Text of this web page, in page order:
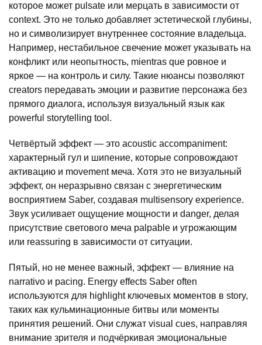
которое может pulsate или мерцать в зависимости от
context. Это не только добавляет эстетической глубины,
но и символизирует внутреннее состояние владельца.
Например, нестабильное свечение может указывать на
конфликт или неопытность, mientras que ровное и
яркое — на контроль и силу. Такие нюансы позволяют
creators передавать эмоции и развитие персонажа без
прямого диалога, используя визуальный язык как
powerful storytelling tool.
Четвёртый эффект — это acoustic accompaniment:
характерный гул и шипение, которые сопровождают
активацию и movement меча. Хотя это не визуальный
эффект, он неразрывно связан с энергетическим
восприятием Saber, создавая multisensory experience.
Звук усиливает ощущение мощности и danger, делая
присутствие светового меча palpable и угрожающим
или reassuring в зависимости от ситуации.
Пятый, но не менее важный, эффект — влияние на
narrativo и pacing. Energy effects Saber often
используются для highlight ключевых моментов в story,
таких как кульминационные битвы или моменты
принятия решений. Они служат visual cues, направляя
внимание зрителя и подчёркивая эмоциональные